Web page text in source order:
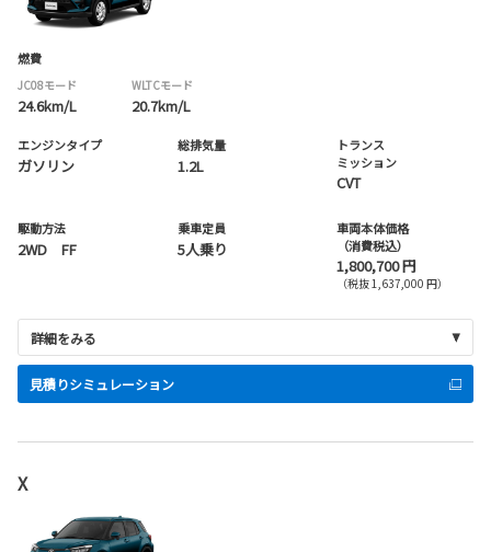
燃費
JC08モード
24.6km/L
WLTCモード
20.7km/L
エンジンタイプ
ガソリン
総排気量
1.2L
トランス
ミッション
CVT
駆動方法
2WD FF
乗車定員
5人乗り
車両本体価格
（消費税込）
1,800,700 円
（税抜 1,637,000 円）
詳細をみる
見積りシミュレーション
X